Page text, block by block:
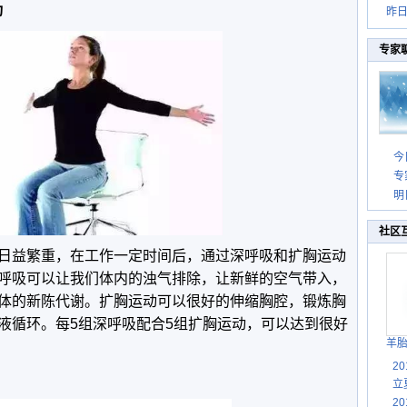
益繁重，在工作一定时间后，通过深呼吸和扩胸运动
吸可以让我们体内的浊气排除，让新鲜的空气带入，
的新陈代谢。扩胸运动可以很好的伸缩胸腔，锻炼胸
循环。每5组深呼吸配合5组扩胸运动，可以达到很好
昨
专家
今
专
社区
羊
立